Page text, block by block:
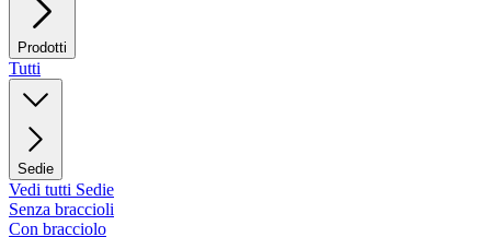
Prodotti
Tutti
Sedie
Vedi tutti Sedie
Senza braccioli
Con bracciolo